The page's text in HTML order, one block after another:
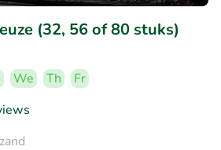
(32, 56 of 80 stuks)
We Th
Fr